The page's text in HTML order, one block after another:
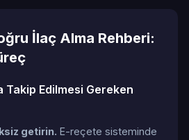
İlaç Alma Rehberi:
Takip Edilmesi Gereken
getirin. E-reçete sisteminde